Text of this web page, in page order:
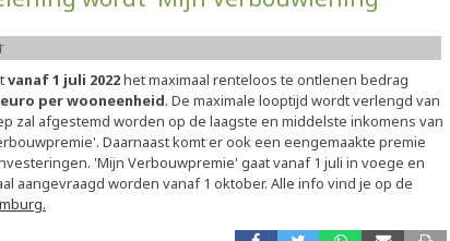
vanaf 1 juli 2022het maximaal renteloos te ontlenen bedrag
euro per wooneenheid. De maximale looptijd wordt verlengd van
zal afgestemd worden op de laagste en middelste inkomens van
Daarnaast komt er ook een eengemaakte premie
'Mijn Verbouwpremie' gaat vanaf 1 juli in voege en
aangevraagd worden vanaf 1 oktober. Alle info vind je op de
.